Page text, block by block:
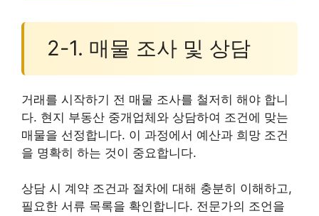
2-1. 매물 조사 및 상담
거래를 시작하기 전 매물 조사를 철저히 해야 합니
다. 현지 부동산 중개업체와 상담하여 조건에 맞는
매물을 선정합니다. 이 과정에서 예산과 희망 조건
을 명확히 하는 것이 중요합니다.
상담 시 계약 조건과 절차에 대해 충분히 이해하고,
필요한 서류 목록을 확인합니다. 전문가의 조언을